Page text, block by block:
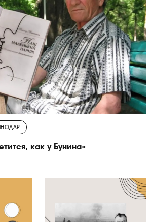
как у Бунина»